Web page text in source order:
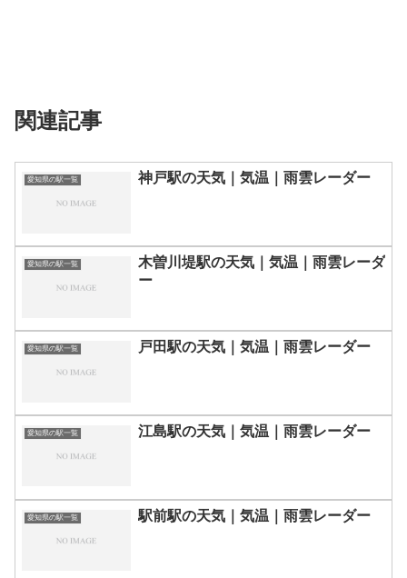
関連記事
愛知県の駅一覧 神戸駅の天気｜気温｜雨雲レーダー
愛知県の駅一覧
木曽川堤駅の天気｜気温｜雨雲レーダ
ー
愛知県の駅一覧 戸田駅の天気｜気温｜雨雲レーダー
愛知県の駅一覧 江島駅の天気｜気温｜雨雲レーダー
愛知県の駅一覧 駅前駅の天気｜気温｜雨雲レーダー